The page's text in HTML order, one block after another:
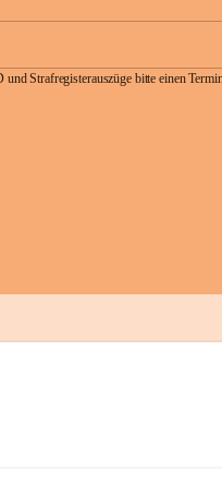
Strafregisterauszüge bitte einen